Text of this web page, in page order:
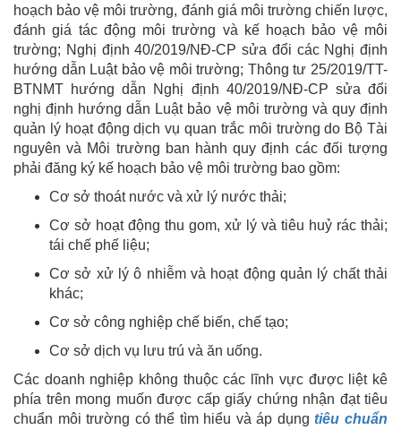
hoạch bảo vệ môi trường, đánh giá môi trường chiến lược,
đánh giá tác động môi trường và kế hoạch bảo vệ môi
trường; Nghị định 40/2019/NĐ-CP sửa đổi các Nghị định
hướng dẫn Luật bảo vệ môi trường; Thông tư 25/2019/TT-
BTNMT hướng dẫn Nghị định 40/2019/NĐ-CP sửa đổi
nghị định hướng dẫn Luật bảo vệ môi trường và quy định
quản lý hoạt động dịch vụ quan trắc môi trường do Bộ Tài
nguyên và Môi trường ban hành quy định các đối tượng
phải đăng ký kế hoạch bảo vệ môi trường bao gồm:
Cơ sở thoát nước và xử lý nước thải;
Cơ sở hoạt động thu gom, xử lý và tiêu huỷ rác thải;
tái chế phế liệu;
Cơ sở xử lý ô nhiễm và hoạt động quản lý chất thải
khác;
Cơ sở công nghiệp chế biến, chế tạo;
Cơ sở dịch vụ lưu trú và ăn uống.
Các doanh nghiệp không thuộc các lĩnh vực được liệt kê
phía trên mong muốn được cấp giấy chứng nhận đạt tiêu
chuẩn môi trường có thể tìm hiểu và áp dụng tiêu chuẩn